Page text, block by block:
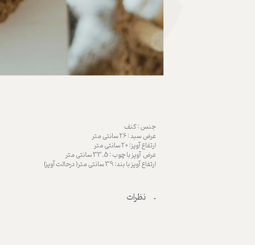
جنس : کنف
عرض سبد : 26 سانتی متر
ارتفاع آویز: 20 سانتی متر
عرض آویز با چوب : 33.5 سانتی متر
ارتفاع آویز با بند: 39 سانتی متر( درحالت آویز)
نظرات